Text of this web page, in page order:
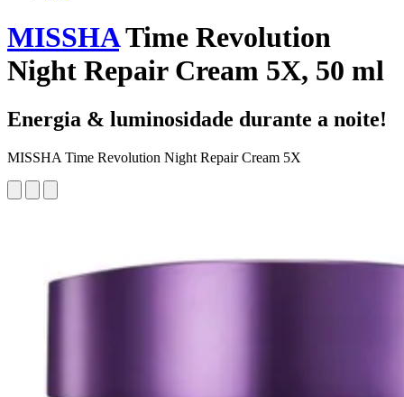
MISSHATime Revolution
Night Repair Cream 5X, 50 ml
Energia & luminosidade durante a noite!
MISSHA Time Revolution Night Repair Cream 5X